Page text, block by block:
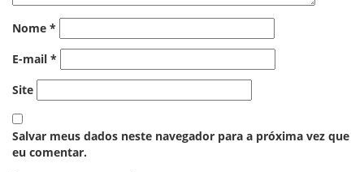
Nome *
E-mail *
Site
Salvar meus dados neste navegador para a próxima vez que
eu comentar.